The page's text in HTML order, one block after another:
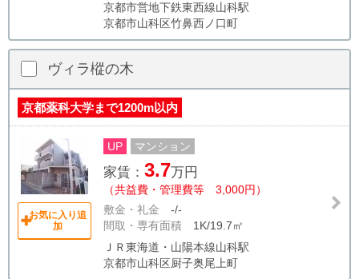
京都市営地下鉄東西線山科駅
京都市山科区竹鼻西ノ口町
ヴィラ樅の木
京都薬科大学まで1200m以内
お気に入り追
加
UP マンション
家賃： 3.7万円
（共益費・管理費等 3,000円）
敷金・礼金 -/-
間取・専有面積 1K/19.7㎡
ＪＲ東海道・山陽本線山科駅
京都市山科区厨子奥尾上町